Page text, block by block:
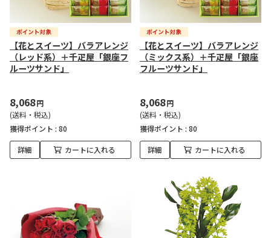
【花とスイーツ】バラアレンジ
（レッド系）＋千疋屋「銀座フ
ルーツサンド」
8,068円
(送料・税込)
獲得ポイント : 80
詳細 カートに入れる
【花とスイーツ】バラアレンジ
（ミックス系）＋千疋屋「銀座
フルーツサンド」
8,068円
(送料・税込)
獲得ポイント : 80
詳細 カートに入れる